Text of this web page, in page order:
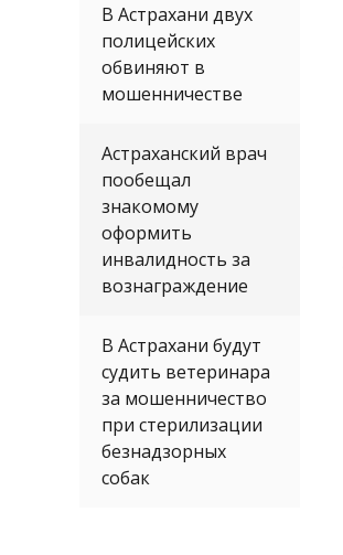
В Астрахани двух
полицейских
обвиняют в
мошенничестве
Астраханский врач
пообещал
знакомому
оформить
инвалидность за
вознаграждение
В Астрахани будут
судить ветеринара
за мошенничество
при стерилизации
безнадзорных
собак